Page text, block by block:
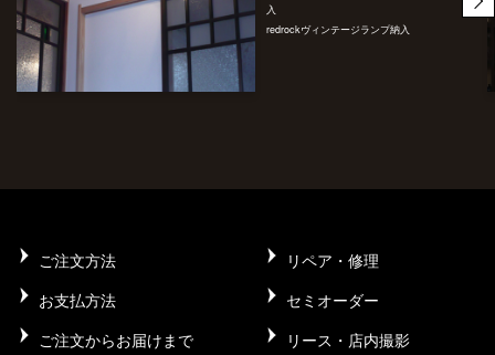
入
redrockヴィンテージランプ納入
ご注文方法
リペア・修理
お支払方法
セミオーダー
ご注文からお届けまで
リース・店内撮影